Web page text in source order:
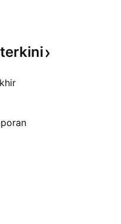
terkini